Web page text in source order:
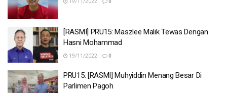
19/11/2022 0
[RASMI] PRU15: Maszlee Malik Tewas Dengan
Hasni Mohammad
19/11/2022 0
PRU15: [RASMI] Muhyiddin Menang Besar Di
Parlimen Pagoh